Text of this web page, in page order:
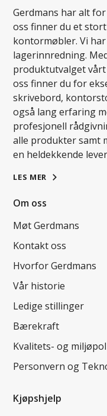
Gerdmans har alt
oss finner du et
kontormøbler. Vi
lagerinnredning.
produktutvalget vårt
oss finner du for
skrivebord,
også lang erfaring
profesjonell
alle produkter samt
en heldekkende
LES MER
Om oss
Møt Gerdmans
Kontakt oss
Hvorfor Gerdmans
Vår historie
Ledige stillinger
Bærekraft
Kvalitets- og
Personvern og
Kjøpshjelp